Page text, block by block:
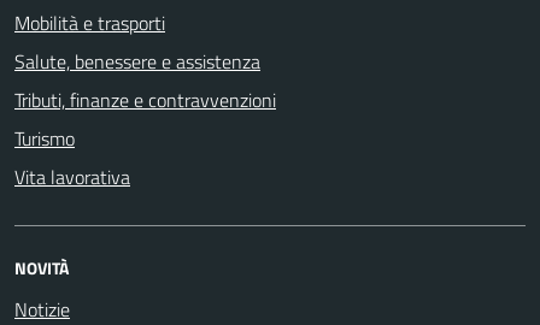
Mobilità e trasporti
Salute, benessere e assistenza
Tributi, finanze e contravvenzioni
Turismo
Vita lavorativa
NOVITÀ
Notizie